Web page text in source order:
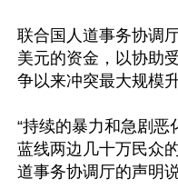
联合国人道事务协调
美元的资金，以协助
争以来冲突最大规模
“持续的暴力和急剧恶
蓝线两边几十万民众
道事务协调厅的声明说